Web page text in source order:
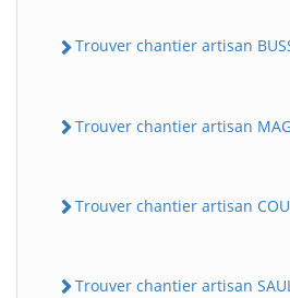
Trouver chantier artisan
Trouver chantier artisan
Trouver chantier artisan
Trouver chantier artisan